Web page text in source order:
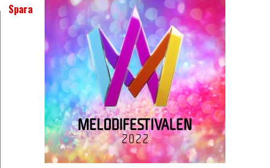
Spara